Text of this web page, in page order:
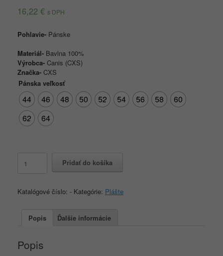
16,22 € s DPH
Pohlavie- Pánske
Materiál- Bavlna 100%
Výrobca- Canis (CXS)
Značka- CXS
Pánska veľkosť
44 46 48 50 52 54 56 58
60
62
64
Plášť
s
rukávom
pánsky
Pridať do košíka
Katalógové číslo: - Kategórie: Plášte
Popis Ďalšie informácie
Popis